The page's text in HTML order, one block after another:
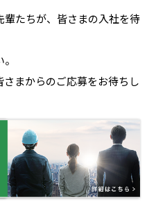
たちが、皆さまの入社を待
まからのご応募をお待ちし